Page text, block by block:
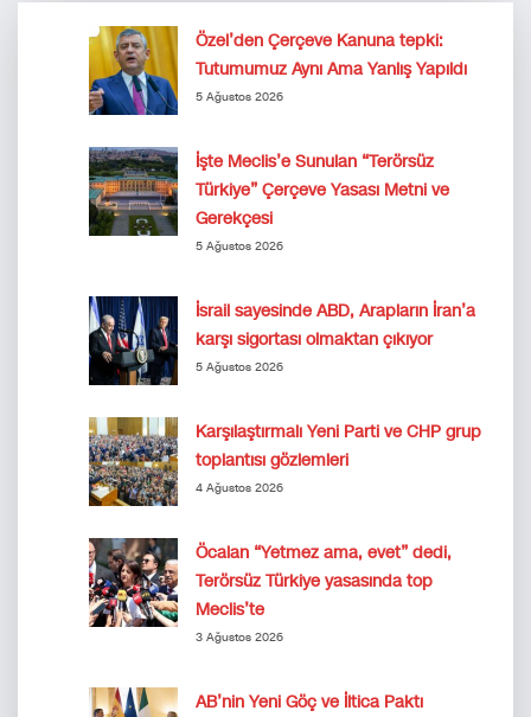
Özel’den Çerçeve Kanuna tepki:
Tutumumuz Aynı Ama Yanlış Yapıldı
5 Ağustos 2026
İşte Meclis’e Sunulan “Terörsüz
Türkiye” Çerçeve Yasası Metni ve
Gerekçesi
5 Ağustos 2026
İsrail sayesinde ABD, Arapların İran’a
karşı sigortası olmaktan çıkıyor
5 Ağustos 2026
Karşılaştırmalı Yeni Parti ve CHP grup
toplantısı gözlemleri
4 Ağustos 2026
Öcalan “Yetmez ama, evet” dedi,
Terörsüz Türkiye yasasında top
Meclis’te
3 Ağustos 2026
AB’nin Yeni Göç ve İltica Paktı